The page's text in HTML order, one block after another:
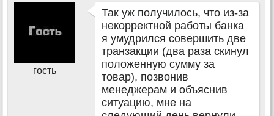
гость
Так уж получилось, что из-за
некорректной работы банка
я умудрился совершить две
транзакции (два раза скинул
положенную сумму за
товар), позвонив
менеджерам и объяснив
ситуацию, мне на